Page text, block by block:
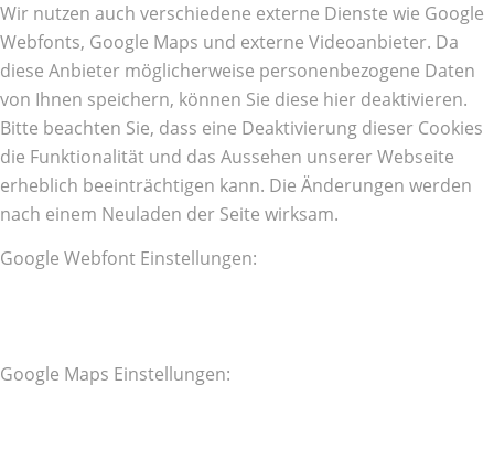
Wir nutzen auch verschiedene externe Dienste wie Google
Webfonts, Google Maps und externe Videoanbieter. Da
diese Anbieter möglicherweise personenbezogene Daten
von Ihnen speichern, können Sie diese hier deaktivieren.
Bitte beachten Sie, dass eine Deaktivierung dieser Cookies
die Funktionalität und das Aussehen unserer Webseite
erheblich beeinträchtigen kann. Die Änderungen werden
nach einem Neuladen der Seite wirksam.
Google Webfont Einstellungen:
Google Maps Einstellungen: